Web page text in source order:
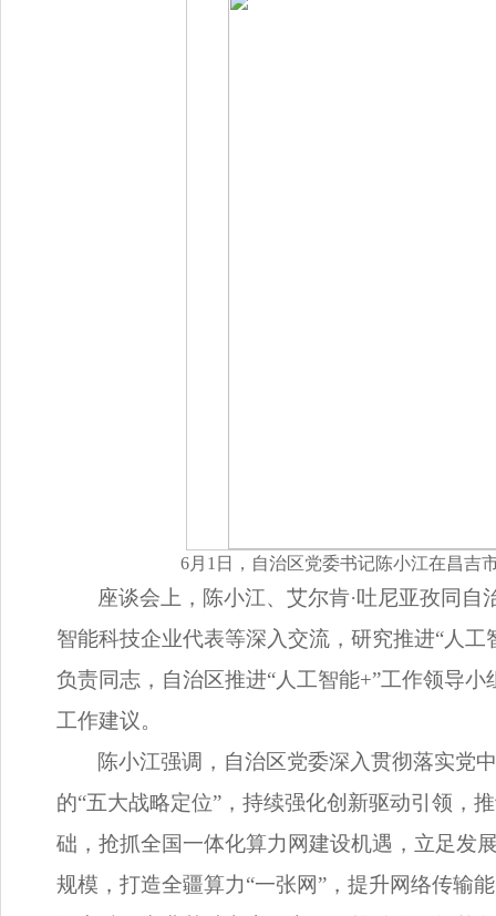
6月1日，自治区党委书记陈小江在昌吉
座谈会上，陈小江、艾尔肯·吐尼亚孜同
智能科技企业代表等深入交流，研究推进“人
负责同志，自治区推进“人工智能+”工作领导
工作建议。
陈小江强调，自治区党委深入贯彻落实党
的“五大战略定位”，持续强化创新驱动引领，
础，抢抓全国一体化算力网建设机遇，立足发
规模，打造全疆算力“一张网”，提升网络传输